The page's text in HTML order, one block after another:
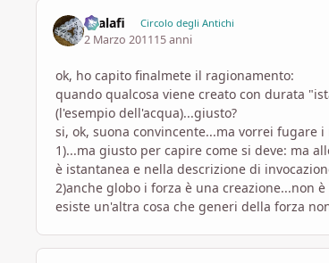
shalafi Circolo degli Antichi
2 Marzo 201115 anni
ok, ho capito finalmete il ragionamento:
quando qualcosa viene creato con durata
(l'esempio dell'acqua)...giusto?
si, ok, suona convincente...ma vorrei fugare
1)...ma giusto per capire come si deve: ma
è istantanea e nella descrizione di
2)anche globo i forza è una creazione...non
esiste un'altra cosa che generi della forza